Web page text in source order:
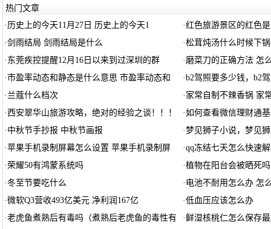
热门文章
· 历史上的今天11月27日 历史上的今天1 ·红色旅游景区的红色
·剑雨结局 剑雨结局是什么 ·松茸炖汤什么时候下锅
· 东莞疾控提醒12月16日以来到过深圳的群 · 磨菜刀的正确方法 怎
·市盈率动态和静态是什么意思 市盈率动态和 ·b2驾照要多少钱，b2
· 兰蔻什么档次 · 家常自制不辣香锅 家
· 西安翠华山旅游攻略，绝对的经验之谈！！！ ·如何查看微信理财通
· 中秋节手抄报 中秋节画报 ·梦见狮子小说，梦见
·苹果手机录制屏幕怎么设置 苹果手机录制屏 ·qq冻结七天怎么快速
· 荣耀50有鸿蒙系统吗 ·植物在阳台会被晒死
·冬至节要吃什么 · 电池不耐用怎么办 怎
·微软Q3营收493亿美元 净利润167亿 ·低血压应该怎么办
·老虎鱼煮熟后有毒吗（煮熟后老虎鱼的毒性有 ·鲜湿核桃仁怎么保存